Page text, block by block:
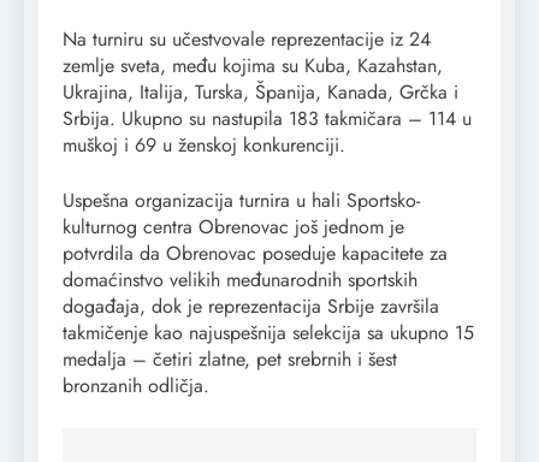
Na turniru su učestvovale reprezentacije iz 24
zemlje sveta, među kojima su Kuba, Kazahstan,
Ukrajina, Italija, Turska, Španija, Kanada, Grčka i
Srbija. Ukupno su nastupila 183 takmičara – 114 u
muškoj i 69 u ženskoj konkurenciji.
Uspešna organizacija turnira u hali Sportsko-
kulturnog centra Obrenovac još jednom je
potvrdila da Obrenovac poseduje kapacitete za
domaćinstvo velikih međunarodnih sportskih
događaja, dok je reprezentacija Srbije završila
takmičenje kao najuspešnija selekcija sa ukupno 15
medalja – četiri zlatne, pet srebrnih i šest
bronzanih odličja.